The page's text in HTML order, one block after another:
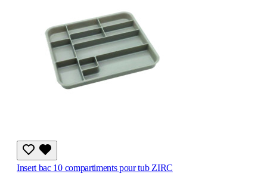
Insert bac 10 compartiments pour tub ZIRC